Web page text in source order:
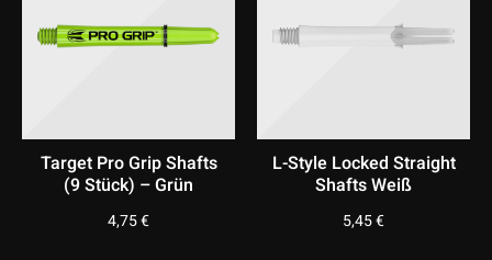
Target Pro Grip Shafts
(9 Stück) – Grün
4,75€
L-Style Locked Straight
Shafts Weiß
5,45€